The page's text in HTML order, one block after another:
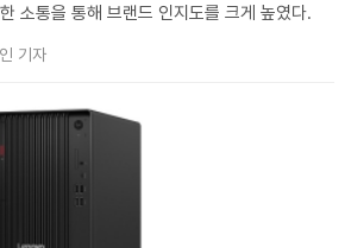
소통을 통해 브랜드 인지도를 크게 높였다.
기자